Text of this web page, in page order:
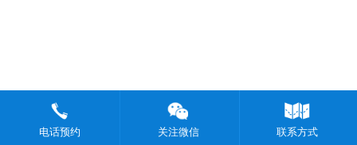
电话预约 关注微信 联系方式